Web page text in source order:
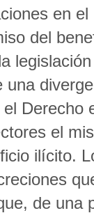
en
del
el
ilícito.
de una